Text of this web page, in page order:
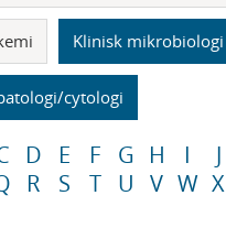
Klinisk mikrobiologi
cytologi
D E F G H I J
R S T U V W X